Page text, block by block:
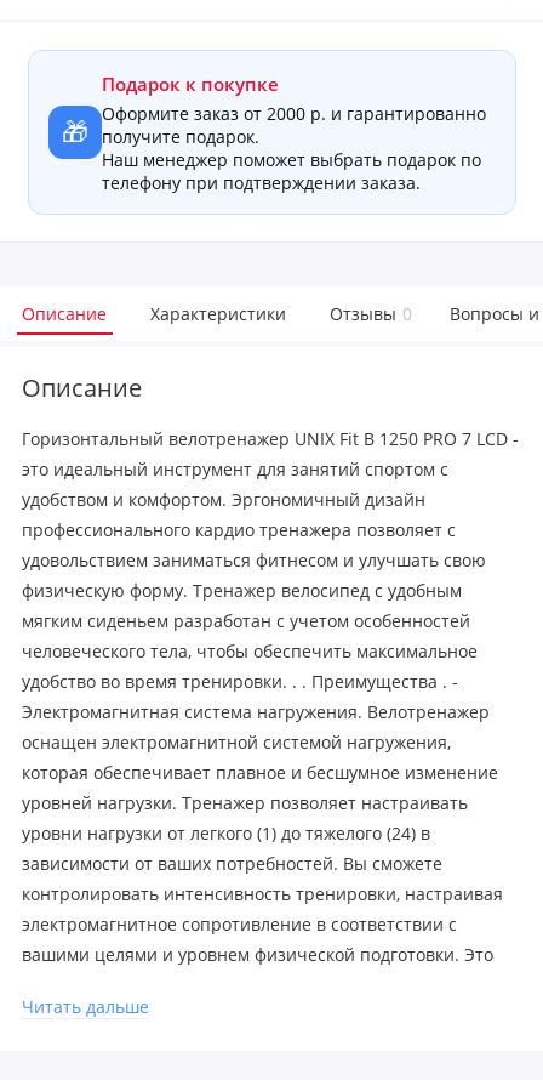
🎁
Подарок к покупке
Оформите заказ от 2000 р. и гарантированно
получите подарок.
Наш менеджер поможет выбрать подарок по
телефону при подтверждении заказа.
Описание Характеристики Отзывы 0 Вопросы и
Описание
Горизонтальный велотренажер UNIX Fit B 1250 PRO 7 LCD -
это идеальный инструмент для занятий спортом с
удобством и комфортом. Эргономичный дизайн
профессионального кардио тренажера позволяет с
удовольствием заниматься фитнесом и улучшать свою
физическую форму. Тренажер велосипед с удобным
мягким сиденьем разработан с учетом особенностей
человеческого тела, чтобы обеспечить максимальное
удобство во время тренировки. . . Преимущества . -
Электромагнитная система нагружения. Велотренажер
оснащен электромагнитной системой нагружения,
которая обеспечивает плавное и бесшумное изменение
уровней нагрузки. Тренажер позволяет настраивать
уровни нагрузки от легкого (1) до тяжелого (24) в
зависимости от ваших потребностей. Вы сможете
контролировать интенсивность тренировки, настраивая
электромагнитное сопротивление в соответствии с
вашими целями и уровнем физической подготовки. Это
индивидуальными потребностями и достичь
Читать дальше